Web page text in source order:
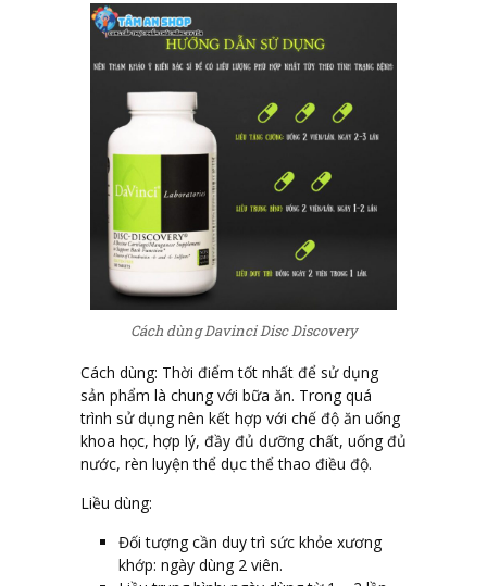
Cách dùng Davinci Disc Discovery
Cách dùng: Thời điểm tốt nhất để sử dụng
sản phẩm là chung với bữa ăn. Trong quá
trình sử dụng nên kết hợp với chế độ ăn uống
khoa học, hợp lý, đầy đủ dưỡng chất, uống đủ
nước, rèn luyện thể dục thể thao điều độ.
Liều dùng:
Đối tượng cần duy trì sức khỏe xương
khớp: ngày dùng 2 viên.